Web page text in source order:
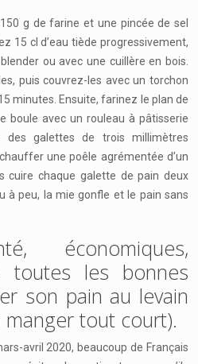
g de farine et une pincée de sel
15 cl d’eau tiède progressivement,
ou avec une cuillère en bois.
puis couvrez-les avec un torchon
minutes. Ensuite, farinez le plan de
boule avec un rouleau à pâtisserie
galettes de trois millimètres
une poêle agrémentée d’un
cuire chaque galette de pain deux
à peu, la mie gonfle et le pain sans
économiques,
toutes les bonnes
son pain au levain
manger tout court).
avril 2020, beaucoup de Français